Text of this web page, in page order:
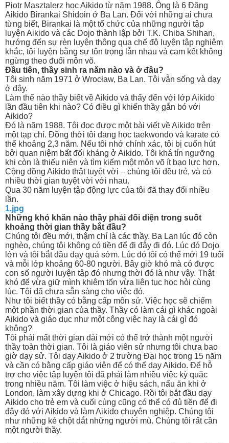
Piotr Masztalerz học Aikido từ năm 1988. Ông là 6 Đăng
Aikido Birankai Shidoin ở Ba Lan. Đối với những ai chưa
từng biết, Birankai là một tổ chức của những người tập
luyện Aikido và các Dojo thành lập bởi T.K. Chiba Shihan,
hướng đến sự rèn luyện thông qua chế độ luyện tập nghiêm
khắc, tôi luyện bằng sự tôn trọng lẫn nhau và cam kết không
ngừng theo đuổi môn võ.
Đầu tiên, thầy sinh ra năm nào và ở đâu?
Tôi sinh năm 1971 ở Wrocław, Ba Lan. Tôi vẫn sống và dạy
ở đây.
Làm thế nào thầy biết về Aikido và thấy đến với lớp Aikido
lần đầu tiên khi nào? Có điều gì khiến thầy gắn bó với
Aikido?
Đó là năm 1988. Tôi đọc được một bài viết về Aikido trên
một tạp chí. Đồng thời tôi đang học taekwondo và karate có
thể khoảng 2,3 năm. Nếu tôi nhớ chính xác, tôi bị cuốn hút
bởi quan niệm bất đối kháng ở Aikido. Tôi khá tín ngưỡng
khi còn là thiếu niên và tìm kiếm một môn võ ít bạo lực hơn.
Cộng đồng Aikido thật tuyệt vời – chúng tôi đều trẻ, và có
nhiều thời gian tuyệt vời với nhau.
Qua 30 năm luyện tập động lực của tôi đã thay đổi nhiều
lần.
1.jpg
Những khó khăn nào thầy phải đối diện trong suốt
khoảng thời gian thầy bắt đầu?
Chúng tôi đều mới, thậm chí là các thầy. Ba Lan lúc đó còn
nghèo, chúng tôi không có tiền để đi đây đi đó. Lúc đó Dojo
lớn và tôi bắt đầu dạy quá sớm. Lúc đó tôi có thể mới 19 tuổi
và mỗi lớp khoảng 60-80 người. Bây giờ khó mà có được
con số người luyện tập đó nhưng thời đó là như vậy. Thật
khó để vừa giữ mình khiêm tốn vừa liên tục học hỏi cùng
lúc. Tôi đã chưa sẵn sàng cho việc đó.
Như tôi biết thầy có bằng cấp môn sử. Việc học sẽ chiếm
một phần thời gian của thầy. Thầy có làm cái gì khác ngoài
Aikido và giáo dục như một công việc hay là cái gì đó
không?
Tôi phải mất thời gian dài mới có thể trở thành một người
thầy toàn thời gian. Tôi là giáo viên sử nhưng tôi chưa bao
giờ dạy sử. Tôi dạy Aikido ở 2 trường Đại học trong 15 năm
và cần có bằng cấp giáo viên để có thể dạy Aikido. Để hỗ
trợ cho việc tập luyện tôi đã phải làm nhiều việc kỳ quặc
trong nhiều năm. Tôi làm việc ở hiệu sách, nấu ăn khi ở
London, làm xây dựng khi ở Chicago. Rồi tôi bắt đầu dạy
Aikido cho trẻ em và cuối cùng cũng có thể có đủ tiền để đi
đây đó với Aikido và làm Aikido chuyên nghiệp. Chúng tôi
như những kẻ chột dắt những người mù. Chúng tôi rất cần
một người thầy.